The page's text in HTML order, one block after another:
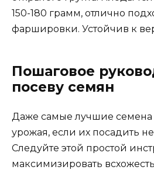
150-180 грамм, отлично
фаршировки. Устойчив к
Пошаговое
посеву семян
Даже самые лучшие семена
урожая, если их посадить
Следуйте этой простой
максимизировать